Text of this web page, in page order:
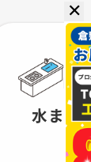
水まわ
✕